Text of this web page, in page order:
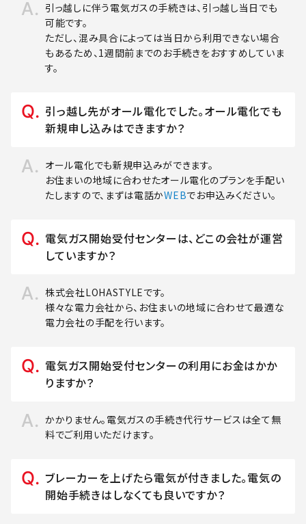
引っ越しに伴う電気ガスの手続きは、引っ越し当日でも
可能です。
ただし、混み具合によっては当日から利用できない場合
もあるため、1週間前までのお手続きをおすすめしていま
す。
引っ越し先がオール電化でした。オール電化でも
新規申し込みはできますか？
オール電化でも新規申込みができます。
お住まいの地域に合わせたオール電化のプランを手配い
たしますので、まずは電話かWEBでお申込みください。
電気ガス開始受付センターは、どこの会社が運営
していますか？
株式会社LOHASTYLEです。
様々な電力会社から、お住まいの地域に合わせて最適な
電力会社の手配を行います。
電気ガス開始受付センターの利用にお金はかか
りますか？
かかりません。電気ガスの手続き代行サービスは全て無
料でご利用いただけます。
ブレーカーを上げたら電気が付きました。電気の
開始手続きはしなくても良いですか？